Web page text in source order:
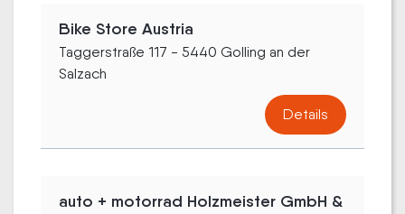
Bike Store Austria
Taggerstraße 117 - 5440 Golling an der
Salzach
Details
auto + motorrad Holzmeister GmbH &